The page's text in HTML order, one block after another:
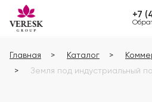
+7
Главная Каталог
Земля под индустриальный